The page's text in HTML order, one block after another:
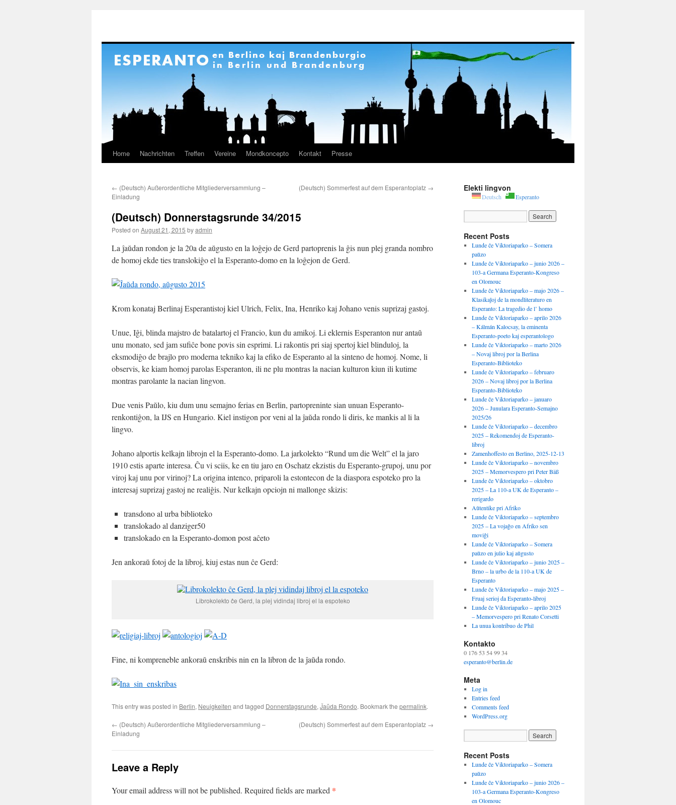
Skip
content
Home Nachrichten Treffen Vereine Mondkoncepto Kontakt Presse
← (Deutsch) Außerordentliche Mitgliederversammlung –
Einladung
(Deutsch) Sommerfest auf dem Esperantoplatz →
(Deutsch) Donnerstagsrunde 34/2015
Posted on August 21, 2015 byadmin
La ĵaŭdan rondon je la 20a de aŭgusto en la loĝejo de Gerd partoprenis la ĝis nun plej granda nombro
de homoj ekde ties translokiĝo el la Esperanto-domo en la loĝejon de Gerd.
Krom konataj Berlinaj Esperantistoj kiel Ulrich, Felix, Ina, Henriko kaj Johano venis suprizaj gastoj.
Unue, Iĝi, blinda majstro de batalartoj el Francio, kun du amikoj. Li eklernis Esperanton nur antaŭ
unu monato, sed jam sufiĉe bone povis sin esprimi. Li rakontis pri siaj spertoj kiel blinduloj, la
eksmodiĝo de brajlo pro moderna tekniko kaj la efiko de Esperanto al la sinteno de homoj. Nome, li
observis, ke kiam homoj parolas Esperanton, ili ne plu montras la nacian kulturon kiun ili kutime
montras parolante la nacian lingvon.
Due venis Paŭlo, kiu dum unu semajno ferias en Berlin, partopreninte sian unuan Esperanto-
renkontiĝon, la IJS en Hungario. Kiel instigon por veni al la ĵaŭda rondo li diris, ke mankis al li la
lingvo.
Johano alportis kelkajn librojn el la Esperanto-domo. La jarkolekto “Rund um die Welt” el la jaro
1910 estis aparte interesa. Ĉu vi sciis, ke en tiu jaro en Oschatz ekzistis du Esperanto-grupoj, unu por
viroj kaj unu por virinoj? La origina intenco, priparoli la estontecon de la diaspora espoteko pro la
interesaj suprizaj gastoj ne realiĝis. Nur kelkajn opciojn ni mallonge skizis:
transdono al urba biblioteko
translokado al danziger50
translokado en la Esperanto-domon post aĉeto
Jen ankoraŭ fotoj de la libroj, kiuj estas nun ĉe Gerd:
Librokolekto ĉe Gerd, la plej vidindaj libroj el la espoteko
Fine, ni kompreneble ankoraŭ enskribis nin en la libron de la ĵaŭda rondo.
This entry was posted in Berlin, Neuigkeiten and tagged Donnerstagsrunde, Ĵaŭda Rondo. Bookmark the permalink.
← (Deutsch) Außerordentliche Mitgliederversammlung –
Einladung
(Deutsch) Sommerfest auf dem Esperantoplatz →
Leave a Reply
Your email address will not be published. Required fields are marked *
Elekti lingvon
Deutsch Esperanto
Recent Posts
Lunde ĉe Viktoriaparko – Somera
paŭzo
Lunde ĉe Viktoriaparko – junio 2026 –
103-a Germana Esperanto-Kongreso
en Olomouc
Lunde ĉe Viktoriaparko – majo 2026 –
Klasikaĵoj de la mondliteraturo en
Esperanto: La tragedio de l’ homo
Lunde ĉe Viktoriaparko – aprilo 2026
– Kálmán Kalocsay, la eminenta
Esperanto-poeto kaj esperantologo
Lunde ĉe Viktoriaparko – marto 2026
– Novaj libroj por la Berlina
Esperanto-Biblioteko
Lunde ĉe Viktoriaparko – februaro
2026 – Novaj libroj por la Berlina
Esperanto-Biblioteko
Lunde ĉe Viktoriaparko – januaro
2026 – Junulara Esperanto-Semajno
2025/26
Lunde ĉe Viktoriaparko – decembro
2025 – Rekomendoj de Esperanto-
libroj
Zamenhoffesto en Berlino, 2025-12-13
Lunde ĉe Viktoriaparko – novembro
2025 – Memorvespero pri Peter Bäß
Lunde ĉe Viktoriaparko – oktobro
2025 – La 110-a UK de Esperanto –
rerigardo
Aŭtentike pri Afriko
Lunde ĉe Viktoriaparko – septembro
2025 – La vojaĝo en Afriko sen
moviĝi
Lunde ĉe Viktoriaparko – Somera
paŭzo en julio kaj aŭgusto
Lunde ĉe Viktoriaparko – junio 2025 –
Brno – la urbo de la 110-a UK de
Esperanto
Lunde ĉe Viktoriaparko – majo 2025 –
Fruaj serioj da Esperanto-libroj
Lunde ĉe Viktoriaparko – aprilo 2025
– Memorvespero pri Renato Corsetti
La unua kontribuo de Phil
Kontakto
0 176 53 54 99 34
esperanto@berlin.de
Meta
Log in
Entries feed
Comments feed
WordPress.org
Recent Posts
Lunde ĉe Viktoriaparko – Somera
paŭzo
Lunde ĉe Viktoriaparko – junio 2026 –
103-a Germana Esperanto-Kongreso
en Olomouc